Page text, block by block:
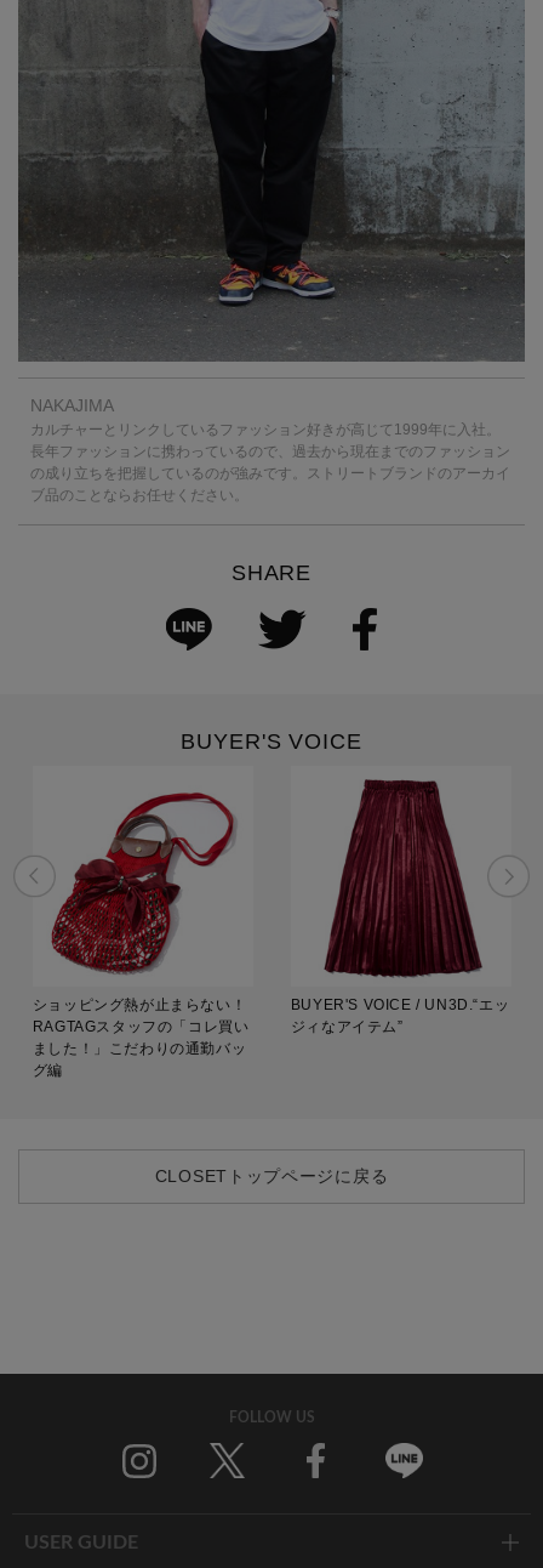
NAKAJIMA
カルチャーとリンクしているファッション好きが高じて1999年に入社。
長年ファッションに携わっているので、過去から現在までのファッション
の成り立ちを把握しているのが強みです。ストリートブランドのアーカイ
ブ品のことならお任せください。
SHARE
BUYER'S VOICE
ショッピング熱が止まらない！
RAGTAGスタッフの「コレ買い
ました！」こだわりの通勤バッ
グ編
BUYER'S VOICE / UN3D.“エッ
ジィなアイテム”
CLOSETトップページに戻る
FOLLOW US
USER GUIDE